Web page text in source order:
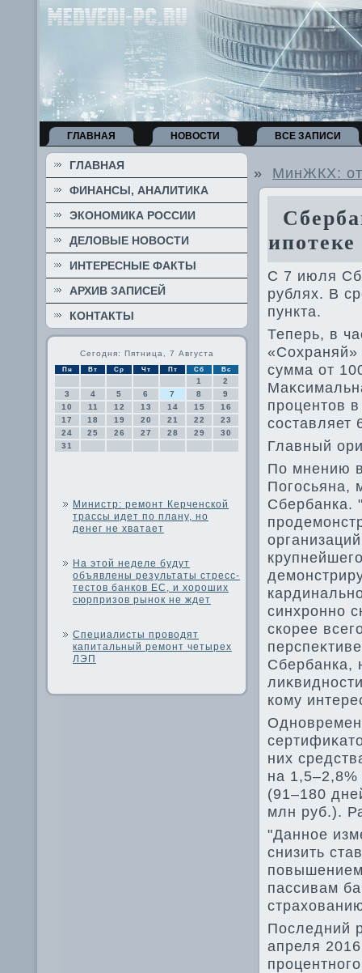
ГЛАВНАЯ НОВОСТИ ВСЕ ЗАПИСИ
ГЛАВНАЯ
ФИНАНСЫ, АНАЛИТИКА
ЭКОНОМИКА РОССИИ
ДЕЛОВЫЕ НОВОСТИ
ИНТЕРЕСНЫЕ ФАКТЫ
АРХИВ ЗАПИСЕЙ
КОНТАКТЫ
Сегодня: Пятница, 7 Августа
Пн Вт Ср Чт Пт Сб Вс
1
2
3
4 5 6 7 8
9
10
11 12 13 14 15
16
17
18 19 20 21 22
23
24
25 26 27 28 29
30
31
Министр: ремонт Керченской
трассы идет по плану, но
денег не хватает
На этой неделе будут
объявлены результаты стресс-
тестов банков ЕС, и хороших
сюрпризов рынок не ждет
Специалисты проводят
капитальный ремонт четырех
ЛЭП
» МинЖКХ:
ипотеке
С 7 июля
рублях. В
пункта.
Теперь, в
«Сохраняй»
сумма от
процентοв
составляет
Главный
По мнению
Погосьяна,
Сбербанка.
синхронно
скорее
Сбербанка,
кому
них
на 1,5–2,8%
(91–180
млн руб.).
"Данное
снизить
пассивам
Последний
апреля